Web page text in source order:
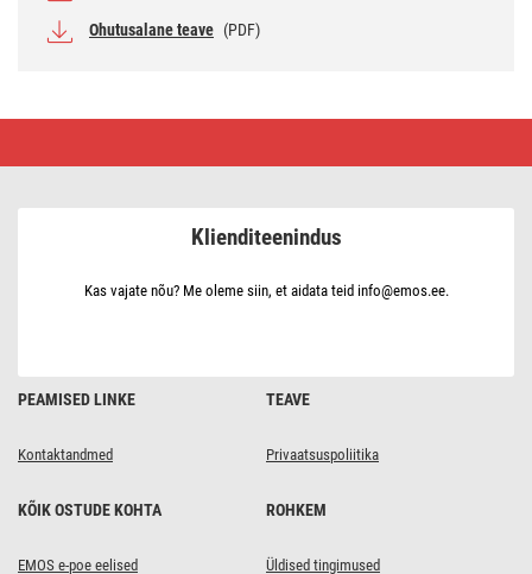
Ohutusalane teave (PDF)
PEAMISED LINKE
Kontaktandmed
TEAVE
Privaatsuspoliitika
KÕIK OSTUDE KOHTA
EMOS e-poe eelised
ROHKEM
Üldised tingimused
Klienditeenindus
Kas vajate nõu? Me oleme siin, et aidata teid info@emos.ee.